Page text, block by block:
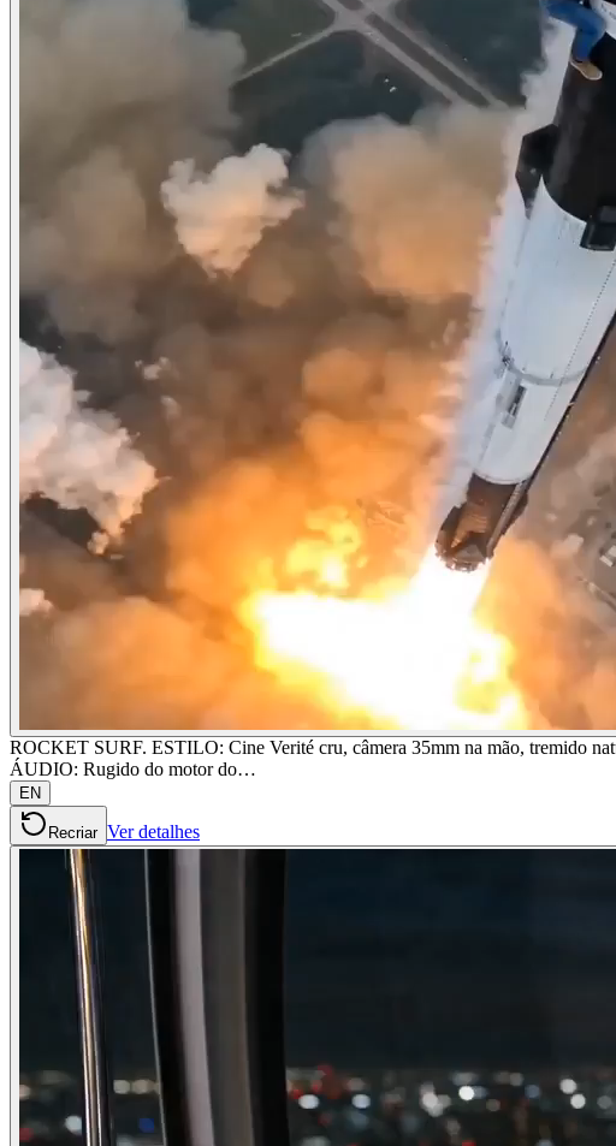
ROCKET SURF. ESTILO: Cine Verité cru, câmera 35mm na mão, tremido
ÁUDIO: Rugido do motor do…
EN
Recriar Ver detalhes